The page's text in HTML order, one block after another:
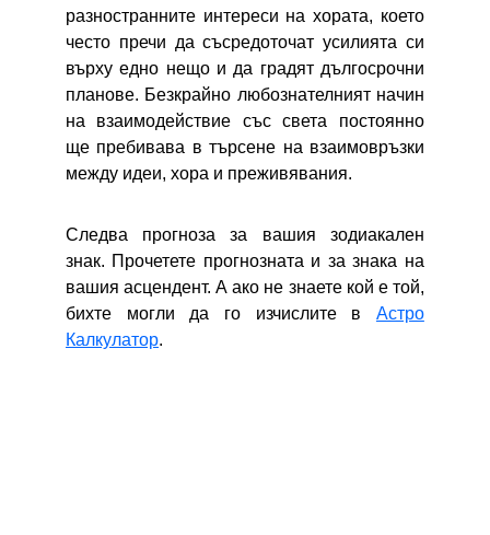
разностранните интереси на хората, което
често пречи да съсредоточат усилията си
върху едно нещо и да градят дългосрочни
планове. Безкрайно любознателният начин
на взаимодействие със света постоянно
ще пребивава в търсене на взаимовръзки
между идеи, хора и преживявания.
Следва прогноза за вашия зодиакален
знак. Прочетете прогнозната и за знака на
вашия асцендент. А ако не знаете кой е той,
бихте могли да го изчислите в Астро
Калкулатор.